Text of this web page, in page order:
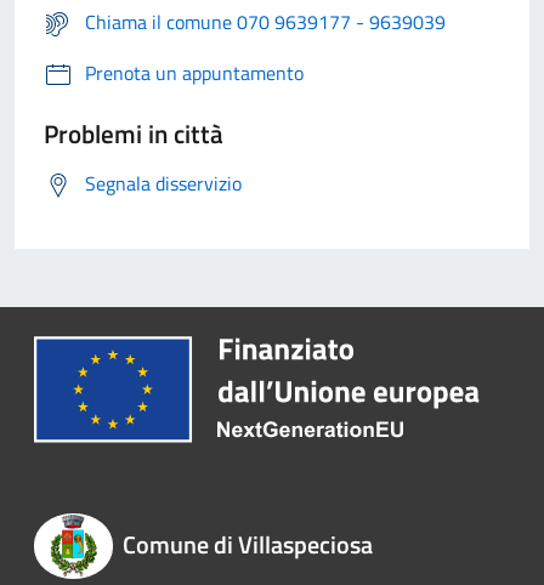
Chiama il comune 070 9639177 - 9639039
Prenota un appuntamento
Problemi in città
Segnala disservizio
Comune di Villaspeciosa